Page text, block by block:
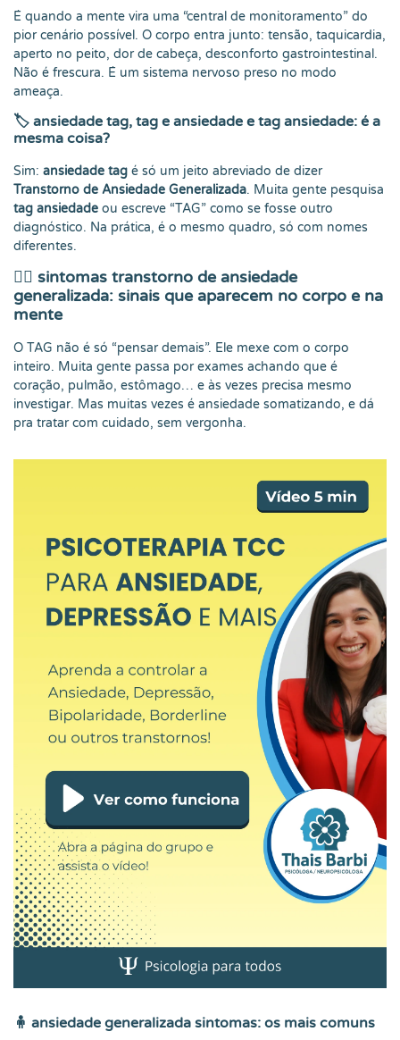
É quando a mente vira uma “central de monitoramento” do
pior cenário possível. O corpo entra junto: tensão, taquicardia,
aperto no peito, dor de cabeça, desconforto gastrointestinal.
Não é frescura. É um sistema nervoso preso no modo
ameaça.
🏷️ ansiedade tag, tag e ansiedade e tag ansiedade: é a
mesma coisa?
Sim: ansiedade tag é só um jeito abreviado de dizer
Transtorno de Ansiedade Generalizada. Muita gente pesquisa
tag ansiedade ou escreve “TAG” como se fosse outro
diagnóstico. Na prática, é o mesmo quadro, só com nomes
diferentes.
😮‍💨 sintomas transtorno de ansiedade
generalizada: sinais que aparecem no corpo e na
mente
O TAG não é só “pensar demais”. Ele mexe com o corpo
inteiro. Muita gente passa por exames achando que é
coração, pulmão, estômago… e às vezes precisa mesmo
investigar. Mas muitas vezes é ansiedade somatizando, e dá
pra tratar com cuidado, sem vergonha.
🧍 ansiedade generalizada sintomas: os mais comuns